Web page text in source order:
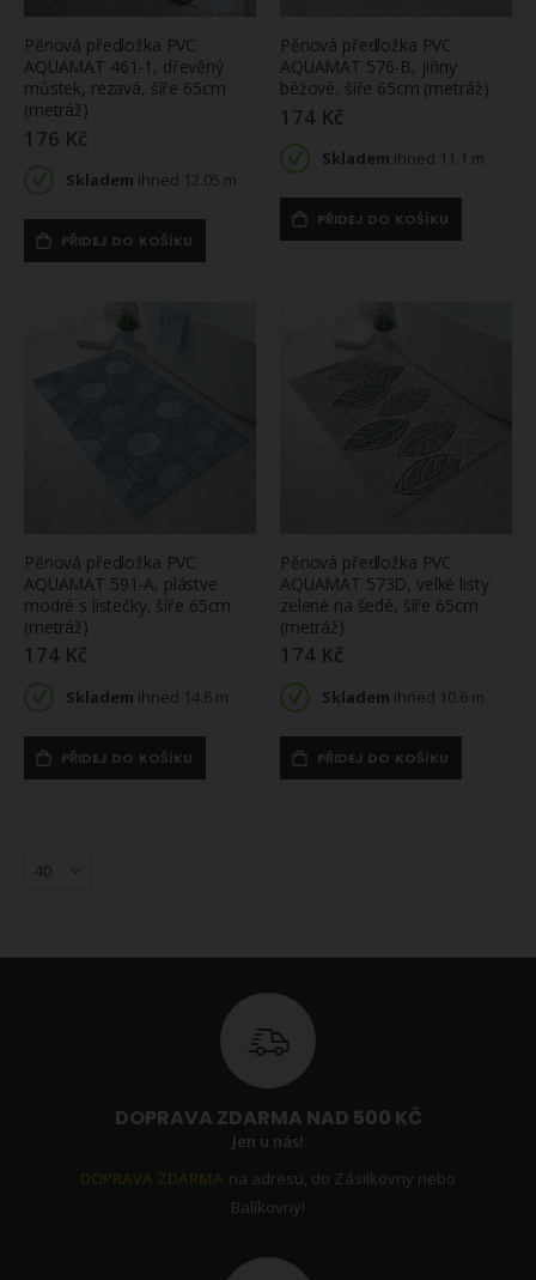
Pěnová předložka PVC
AQUAMAT 461-1, dřevěný
můstek, rezavá, šíře 65cm
(metráž)
176 Kč
Skladem ihned 12.05 m
PŘIDEJ DO KOŠÍKU
Pěnová předložka PVC
AQUAMAT 576-B, jiřiny
béžové, šíře 65cm (metráž)
174 Kč
Skladem ihned 11.1 m
PŘIDEJ DO KOŠÍKU
Pěnová předložka PVC
AQUAMAT 591-A, plástve
modré s lístečky, šíře 65cm
(metráž)
174 Kč
Skladem ihned 14.6 m
PŘIDEJ DO KOŠÍKU
Pěnová předložka PVC
AQUAMAT 573D, velké listy
zelené na šedé, šíře 65cm
(metráž)
174 Kč
Skladem ihned 10.6 m
PŘIDEJ DO KOŠÍKU
DOPRAVA ZDARMA NAD 500 KČ
Jen u nás!
DOPRAVA ZDARMA na adresu, do Zásilkovny nebo
Balíkovny!